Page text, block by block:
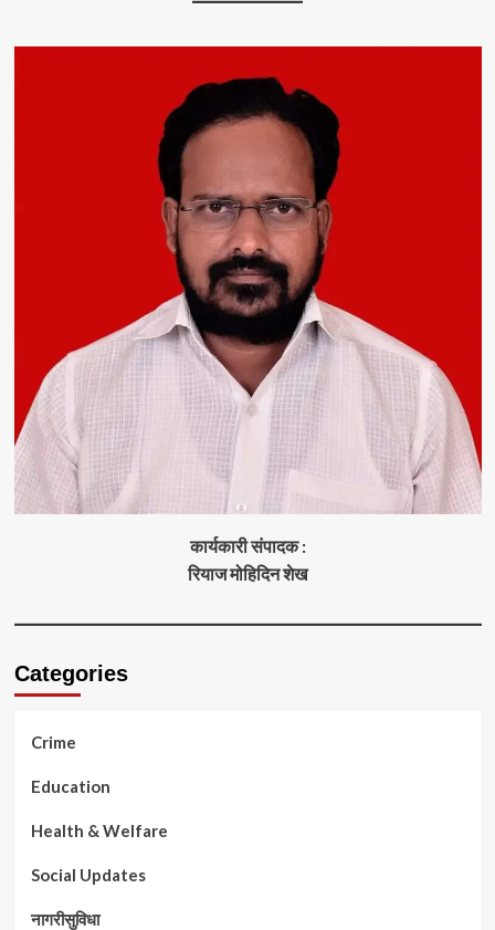
कार्यकारी संपादक :
रियाज मोहिदिन शेख
Categories
Crime
Education
Health & Welfare
Social Updates
नागरीसुविधा